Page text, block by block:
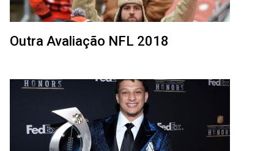
Outra Avaliação NFL 2018